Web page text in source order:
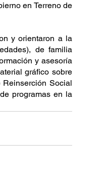
en Terreno de
y orientaron a la
de familia
y asesoría
gráfico sobre
Social
programas en la